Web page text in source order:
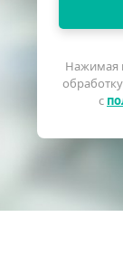
Нажимая
с